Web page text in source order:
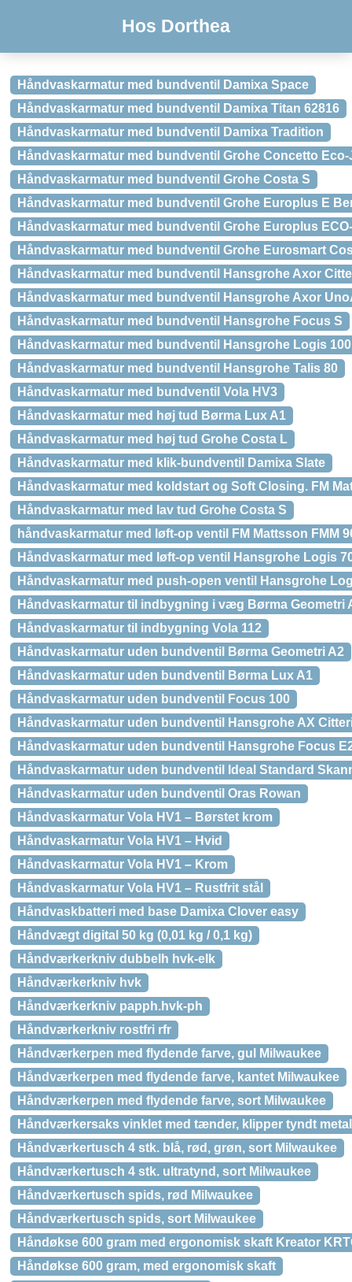
Hos Dorthea
Håndvaskarmatur med bundventil Damixa Space
Håndvaskarmatur med bundventil Damixa Titan 62816
Håndvaskarmatur med bundventil Damixa Tradition
Håndvaskarmatur med bundventil Grohe Concetto
Håndvaskarmatur med bundventil Grohe Costa S
Håndvaskarmatur med bundventil Grohe Europlus E
Håndvaskarmatur med bundventil Grohe Europlus
Håndvaskarmatur med bundventil Grohe Eurosmart
Håndvaskarmatur med bundventil Hansgrohe Axor
Håndvaskarmatur med bundventil Hansgrohe Axor
Håndvaskarmatur med bundventil Hansgrohe Focus S
Håndvaskarmatur med bundventil Hansgrohe Logis 100
Håndvaskarmatur med bundventil Hansgrohe Talis 80
Håndvaskarmatur med bundventil Vola HV3
Håndvaskarmatur med høj tud Børma Lux A1
Håndvaskarmatur med høj tud Grohe Costa L
Håndvaskarmatur med klik-bundventil Damixa Slate
Håndvaskarmatur med koldstart og Soft Closing. FM
Håndvaskarmatur med lav tud Grohe Costa S
håndvaskarmatur med løft-op ventil FM Mattsson FMM
Håndvaskarmatur med løft-op ventil Hansgrohe Logis
Håndvaskarmatur med push-open ventil Hansgrohe
Håndvaskarmatur til indbygning i væg Børma Geometri
Håndvaskarmatur til indbygning Vola 112
Håndvaskarmatur uden bundventil Børma Geometri A2
Håndvaskarmatur uden bundventil Børma Lux A1
Håndvaskarmatur uden bundventil Focus 100
Håndvaskarmatur uden bundventil Hansgrohe AX
Håndvaskarmatur uden bundventil Hansgrohe Focus
Håndvaskarmatur uden bundventil Ideal Standard
Håndvaskarmatur uden bundventil Oras Rowan
Håndvaskarmatur Vola HV1 – Børstet krom
Håndvaskarmatur Vola HV1 – Hvid
Håndvaskarmatur Vola HV1 – Krom
Håndvaskarmatur Vola HV1 – Rustfrit stål
Håndvaskbatteri med base Damixa Clover easy
Håndvægt digital 50 kg (0,01 kg / 0,1 kg)
Håndværkerkniv dubbelh hvk-elk
Håndværkerkniv hvk
Håndværkerkniv papph.hvk-ph
Håndværkerkniv rostfri rfr
Håndværkerpen med flydende farve, gul Milwaukee
Håndværkerpen med flydende farve, kantet Milwaukee
Håndværkerpen med flydende farve, sort Milwaukee
Håndværkersaks vinklet med tænder, klipper tyndt
Håndværkertusch 4 stk. blå, rød, grøn, sort Milwaukee
Håndværkertusch 4 stk. ultratynd, sort Milwaukee
Håndværkertusch spids, rød Milwaukee
Håndværkertusch spids, sort Milwaukee
Håndøkse 600 gram med ergonomisk skaft Kreator
Håndøkse 600 gram, med ergonomisk skaft